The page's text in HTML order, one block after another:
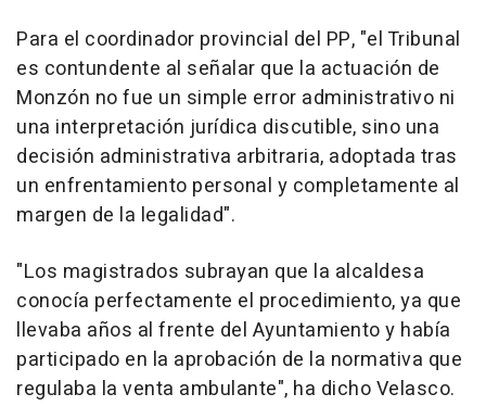
Para el coordinador provincial del PP, "el Tribunal
es contundente al señalar que la actuación de
Monzón no fue un simple error administrativo ni
una interpretación jurídica discutible, sino una
decisión administrativa arbitraria, adoptada tras
un enfrentamiento personal y completamente al
margen de la legalidad".
"Los magistrados subrayan que la alcaldesa
conocía perfectamente el procedimiento, ya que
llevaba años al frente del Ayuntamiento y había
participado en la aprobación de la normativa que
regulaba la venta ambulante", ha dicho Velasco.